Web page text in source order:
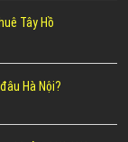
Tây Hồ
Hà Nội?